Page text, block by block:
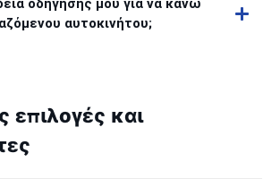
οδήγησής μου για να κάνω
αυτοκινήτου;
επιλογές και